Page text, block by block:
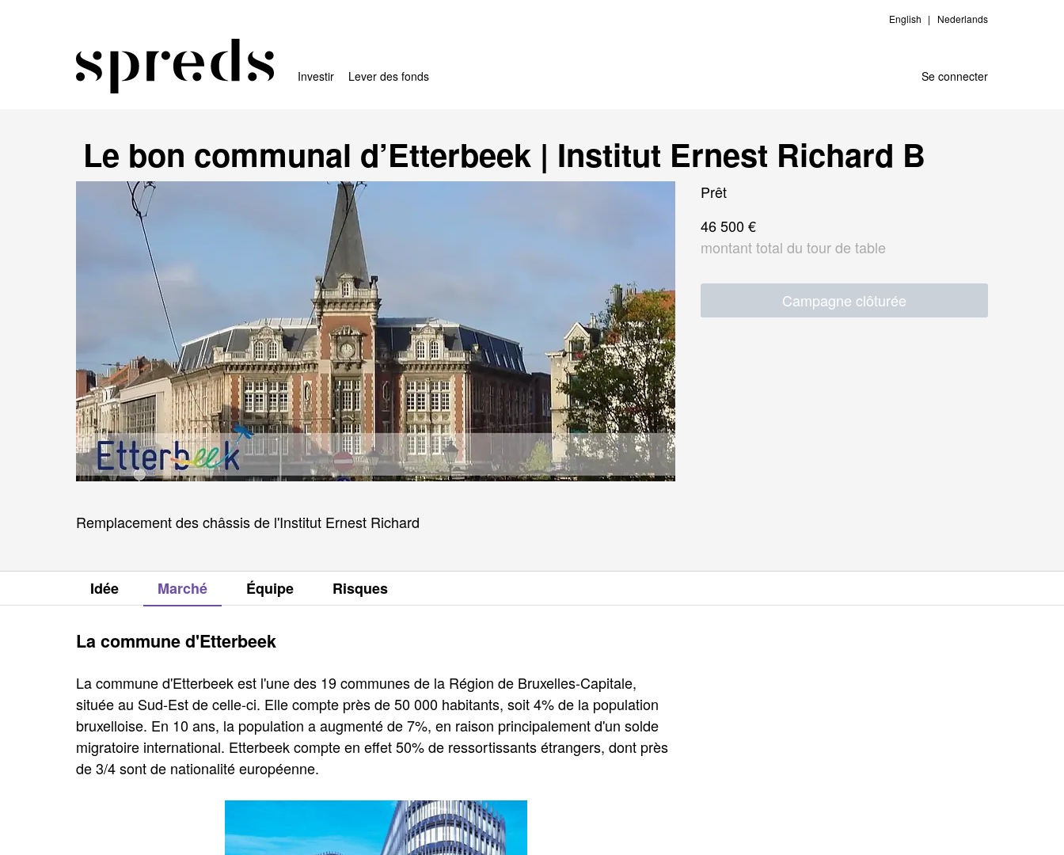
Investir Lever des fonds
English Nederlands
Se connecter
Le bon communal d’Etterbeek | Institut Ernest Richard B
Remplacement des châssis de l'Institut Ernest Richard
Prêt
46 500 €
montant total du tour de table
Campagne clôturée
Idée Marché Équipe Risques
La commune d'Etterbeek
La commune d'Etterbeek est l'une des 19 communes de la Région de Bruxelles-Capitale,
située au Sud-Est de celle-ci. Elle compte près de 50 000 habitants, soit 4% de la population
bruxelloise. En 10 ans, la population a augmenté de 7%, en raison principalement d'un solde
migratoire international. Etterbeek compte en effet 50% de ressortissants étrangers, dont près
de 3/4 sont de nationalité européenne.